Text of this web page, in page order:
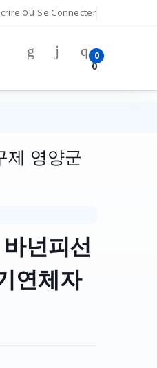
ou Se Connecter
0
0
제 영양군
넌피선
연체자